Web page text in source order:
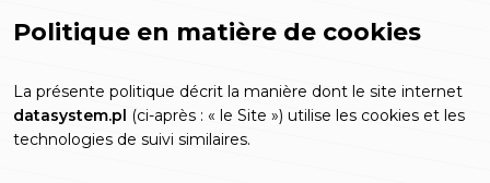
Politique en matière de cookies
La présente politique décrit la manière dont le site internet
datasystem.pl (ci-après : « le Site ») utilise les cookies et les
technologies de suivi similaires.